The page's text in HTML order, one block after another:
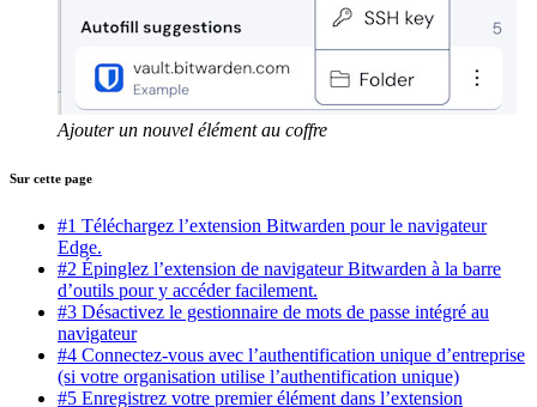
Ajouter un nouvel élément au coffre
Sur cette page
#1 Téléchargez l’extension Bitwarden pour le navigateur
Edge.
#2 Épinglez l’extension de navigateur Bitwarden à la barre
d’outils pour y accéder facilement.
#3 Désactivez le gestionnaire de mots de passe intégré au
navigateur
#4 Connectez-vous avec l’authentification unique d’entreprise
(si votre organisation utilise l’authentification unique)
#5 Enregistrez votre premier élément dans l’extension